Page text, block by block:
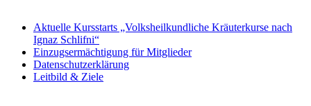
Aktuelle Kursstarts „Volksheilkundliche Kräuterkurse nach
Ignaz Schlifni“
Einzugsermächtigung für Mitglieder
Datenschutzerklärung
Leitbild & Ziele